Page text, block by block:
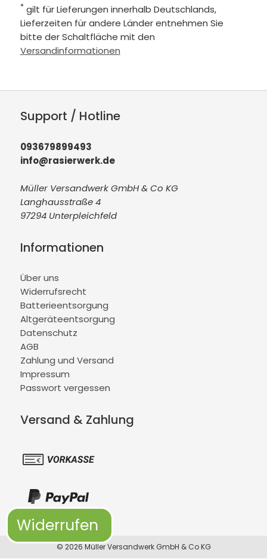
* gilt für Lieferungen innerhalb Deutschlands,
Lieferzeiten für andere Länder entnehmen Sie
bitte der Schaltfläche mit den
Versandinformationen
Support / Hotline
093679899493
info@rasierwerk.de
Müller Versandwerk GmbH & Co KG
Langhausstraße 4
97294 Unterpleichfeld
Informationen
Über uns
Widerrufsrecht
Batterieentsorgung
Altgeräteentsorgung
Datenschutz
AGB
Zahlung und Versand
Impressum
Passwort vergessen
Versand & Zahlung
© 2026 Müller Versandwerk GmbH & Co KG
Widerrufen